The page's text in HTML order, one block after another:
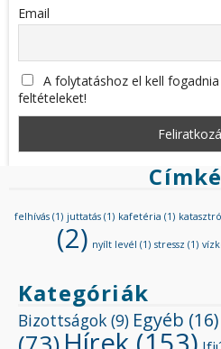
Email
A folytatáshoz el kell
feltételeket!
felhívás (1) juttatás (1) kafetéria (1)
(2) nyílt levél (1) stressz (1)
Kategóriák
Bizottságok (9) Egyéb (16)